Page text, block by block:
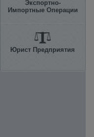
Экспортно-
Импортные Операции
Юрист Предприятия